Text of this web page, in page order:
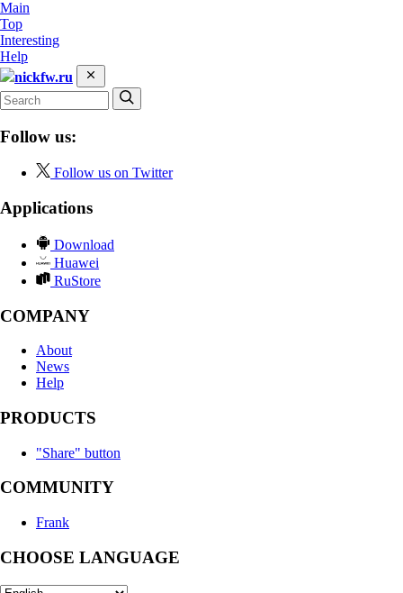
Main
Top
Interesting
Help
nickfw.ru
Follow us:
Follow us on Twitter
Applications
Download
Huawei
RuStore
COMPANY
About
News
Help
PRODUCTS
"Share" button
COMMUNITY
Frank
CHOOSE LANGUAGE